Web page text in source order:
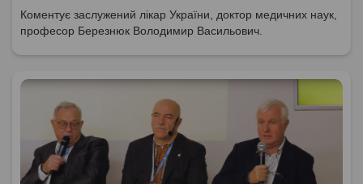
Коментує заслужений лікар України, доктор медичних наук,
професор Березнюк Володимир Васильович.